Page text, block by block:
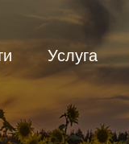
Услуга